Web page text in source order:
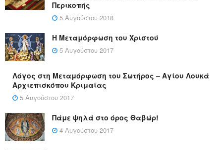
Περικοπής
5 Αυγούστου 2018
Η Μεταμόρφωση του Χριστού
5 Αυγούστου 2017
Λόγος στη Μεταμόρφωση του Σωτήρος – Αγίου Λουκά
Αρχιεπισκόπου Κριμαίας
5 Αυγούστου 2017
Πάμε ψηλά στο όρος Θαβώρ!
4 Αυγούστου 2017